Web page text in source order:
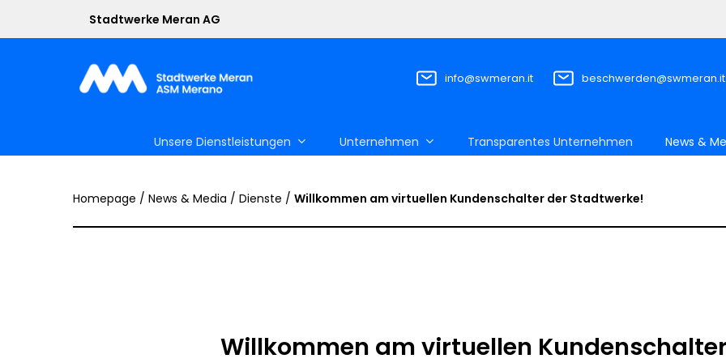
Stadtwerke Meran AG
info@swmeran.it beschwerden@swmeran.it
Unsere Dienstleistungen Unternehmen Transparentes Unternehmen News &
Homepage / News & Media / Dienste / Willkommen am virtuellen Kundenschalter der Stadtwerke!
Willkommen am virtuellen